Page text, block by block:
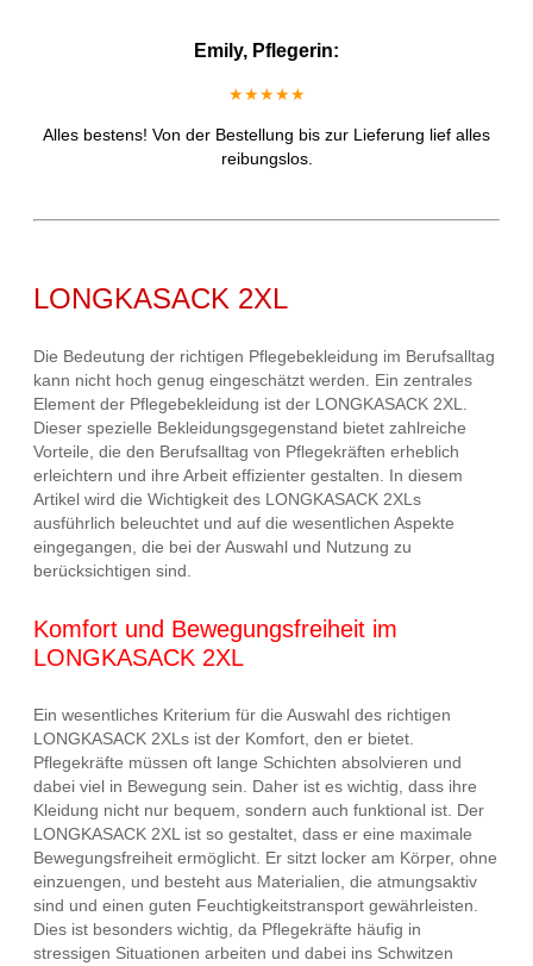
Emily, Pflegerin:
★★★★★
Alles bestens! Von der Bestellung bis zur Lieferung lief alles
reibungslos.
LONGKASACK 2XL
Die Bedeutung der richtigen Pflegebekleidung im Berufsalltag
kann nicht hoch genug eingeschätzt werden. Ein zentrales
Element der Pflegebekleidung ist der LONGKASACK 2XL.
Dieser spezielle Bekleidungsgegenstand bietet zahlreiche
Vorteile, die den Berufsalltag von Pflegekräften erheblich
erleichtern und ihre Arbeit effizienter gestalten. In diesem
Artikel wird die Wichtigkeit des LONGKASACK 2XLs
ausführlich beleuchtet und auf die wesentlichen Aspekte
eingegangen, die bei der Auswahl und Nutzung zu
berücksichtigen sind.
Komfort und Bewegungsfreiheit im
LONGKASACK 2XL
Ein wesentliches Kriterium für die Auswahl des richtigen
LONGKASACK 2XLs ist der Komfort, den er bietet.
Pflegekräfte müssen oft lange Schichten absolvieren und
dabei viel in Bewegung sein. Daher ist es wichtig, dass ihre
Kleidung nicht nur bequem, sondern auch funktional ist. Der
LONGKASACK 2XL ist so gestaltet, dass er eine maximale
Bewegungsfreiheit ermöglicht. Er sitzt locker am Körper, ohne
einzuengen, und besteht aus Materialien, die atmungsaktiv
sind und einen guten Feuchtigkeitstransport gewährleisten.
Dies ist besonders wichtig, da Pflegekräfte häufig in
stressigen Situationen arbeiten und dabei ins Schwitzen